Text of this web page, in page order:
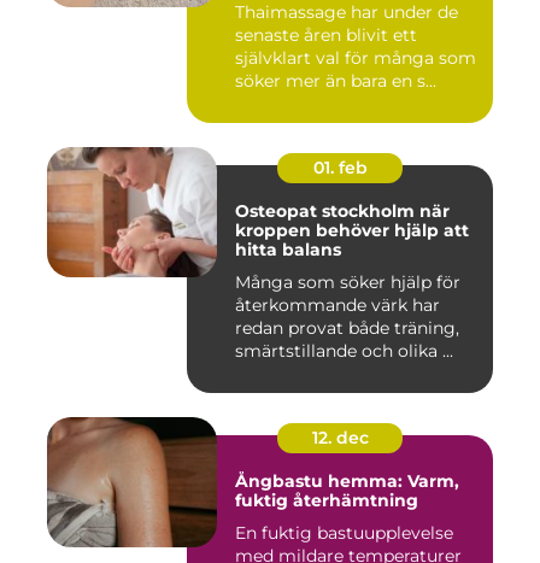
Thaimassage har under de
senaste åren blivit ett
självklart val för många som
söker mer än bara en s...
01. feb
Osteopat stockholm när
kroppen behöver hjälp att
hitta balans
Många som söker hjälp för
återkommande värk har
redan provat både träning,
smärtstillande och olika ...
12. dec
Ångbastu hemma: Varm,
fuktig återhämtning
En fuktig bastuupplevelse
med mildare temperaturer